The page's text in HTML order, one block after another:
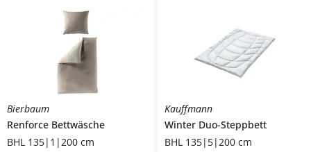
Bierbaum
Renforce Bettwäsche
BHL 135|1|200 cm
Kauffmann
Winter Duo-Steppbett
BHL 135|5|200 cm